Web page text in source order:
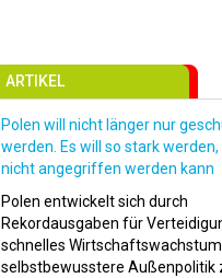
ARTIKEL
Polen will nicht länger nur
werden. Es will so stark werden,
nicht angegriffen werden kann
Polen entwickelt sich durch
Rekordausgaben für
schnelles
selbstbewusstere Außenpolitik